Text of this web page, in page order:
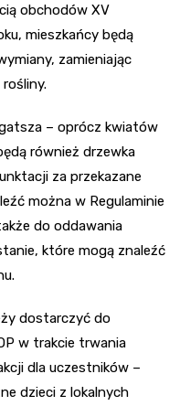
obchodów XV
mieszkańcy będą
zamieniając
– oprócz kwiatów
również drzewka
za przekazane
można w Regulaminie
do oddawania
które mogą znaleźć
dostarczyć do
w trakcie trwania
dla uczestników –
dzieci z lokalnych